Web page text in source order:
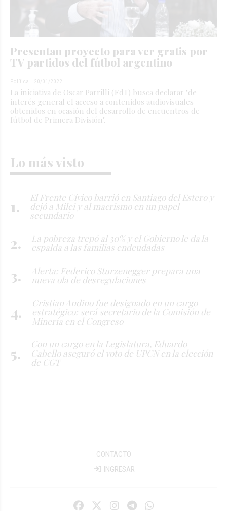
Presentan proyecto para ver gratis por
TV partidos del fútbol argentino
Política 20/01/2022
La iniciativa de Oscar Parrilli (FdT) busca declarar "de
interés general el acceso a contenidos audiovisuales
obtenidos en ocasión del desarrollo de encuentros de
fútbol de Primera División".
Lo más visto
El Frente Cívico barrió en Santiago del Estero y
dejó a Milei y al macrismo en un papel
secundario
La pobreza trepó al 30% y el Gobierno le da la
espalda a las familias endeudadas
Alerta: Federico Sturzenegger prepara una
nueva ola de desregulaciones
Cristian Andino fue designado en un cargo
estratégico: será secretario de la Comisión de
Minería en el Congreso
Con un cargo en la Legislatura, Eduardo
Cabello aseguró el voto de UPCN en la elección
de CGT
CONTACTO
INGRESAR